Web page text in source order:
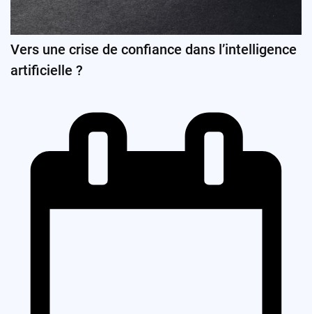
Vers une crise de confiance dans l’intelligence
artificielle ?